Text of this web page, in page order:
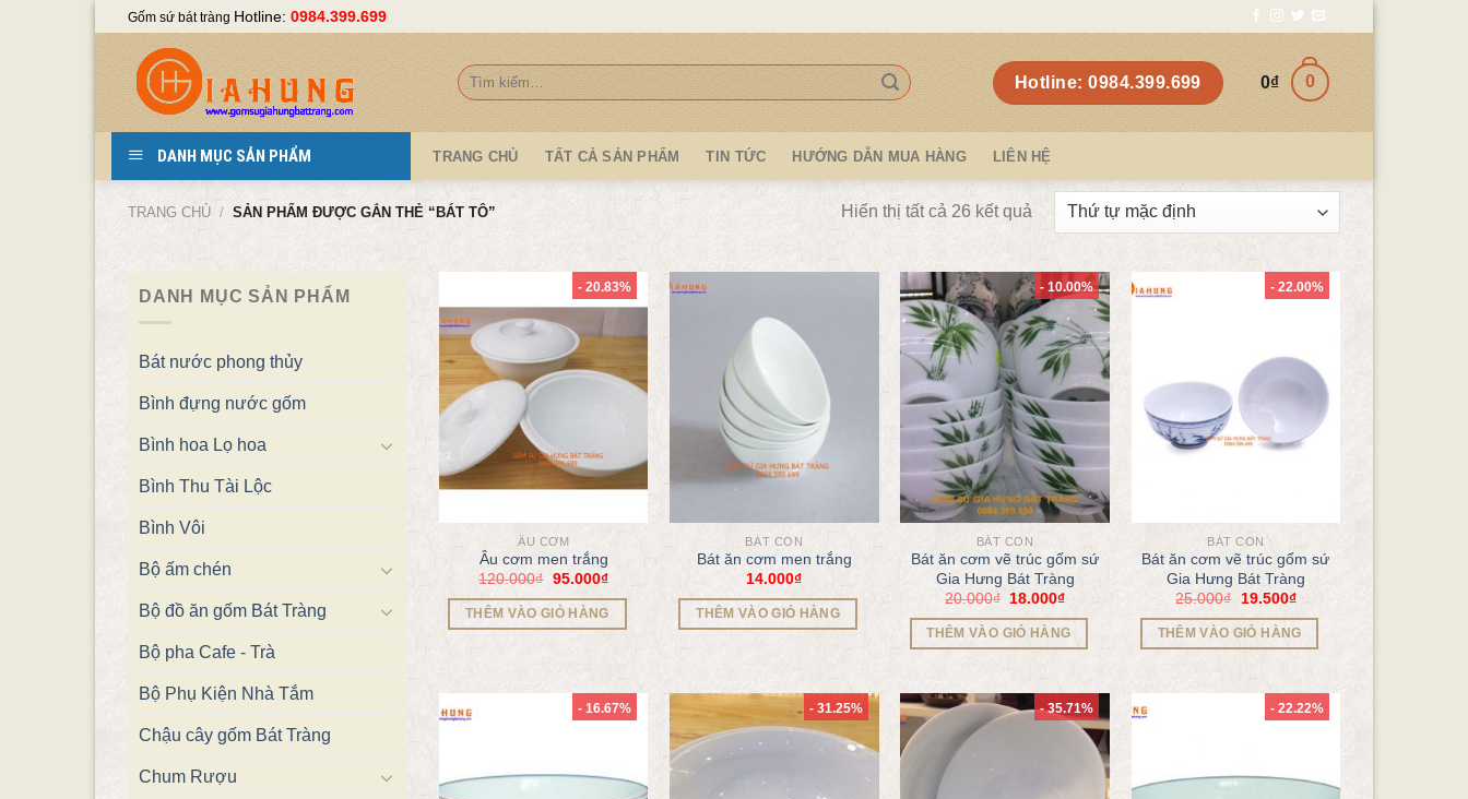
Skip
content
Gốm sứ bát tràng Hotline: 0984.399.699
Tìm
kiếm:
Hotline: 0984.399.699 0₫ 0
DANH MỤC SẢN PHẨM TRANG CHỦ TẤT CẢ SẢN PHẨM TIN TỨC HƯỚNG DẪN MUA HÀNG LIÊN HỆ
TRANG CHỦ / SẢN PHẨM ĐƯỢC GẮN THẺ “BÁT TÔ” Hiển thị tất cả 26 kết quả
DANH MỤC SẢN PHẨM
Bát nước phong thủy
Bình đựng nước gốm
Bình hoa Lọ hoa
Bình Thu Tài Lộc
Bình Vôi
Bộ ấm chén
Bộ đồ ăn gốm Bát Tràng
Bộ pha Cafe - Trà
Bộ Phụ Kiện Nhà Tắm
Chậu cây gốm Bát Tràng
Chum Rượu
- 20.83%
ÂU CƠM
Âu cơm men trắng
120.000₫ 95.000₫
THÊM VÀO GIỎ HÀNG
BÁT CON
Bát ăn cơm men trắng
14.000₫
THÊM VÀO GIỎ HÀNG
- 10.00%
BÁT CON
Bát ăn cơm vẽ trúc gốm sứ
Gia Hưng Bát Tràng
20.000₫ 18.000₫
THÊM VÀO GIỎ HÀNG
- 22.00%
BÁT CON
Bát ăn cơm vẽ trúc gốm sứ
Gia Hưng Bát Tràng
25.000₫ 19.500₫
THÊM VÀO GIỎ HÀNG
- 16.67% - 31.25% - 35.71% - 22.22%